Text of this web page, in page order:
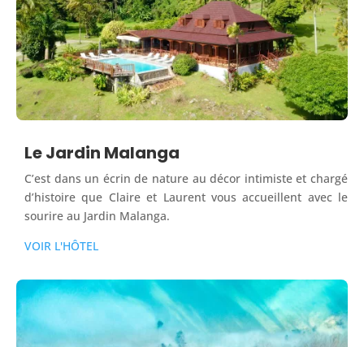
Le Jardin Malanga
C’est dans un écrin de nature au décor intimiste et chargé
d’histoire que Claire et Laurent vous accueillent avec le
sourire au Jardin Malanga.
VOIR L'HÔTEL